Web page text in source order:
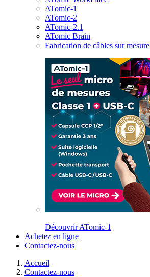
ATomic-1
ATomic-2
ATomic-2.1
ATomic Brain
Fabrication de câbles sur mesure
Découvrir ATomic-1
Achetez en ligne
Contactez-nous
Accueil
Contactez-nous